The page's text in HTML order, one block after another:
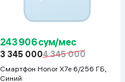
243 906 сум/мес
3 345 0004 345 000
Смартфон Honor X7e 6/256 ГБ,
Синий